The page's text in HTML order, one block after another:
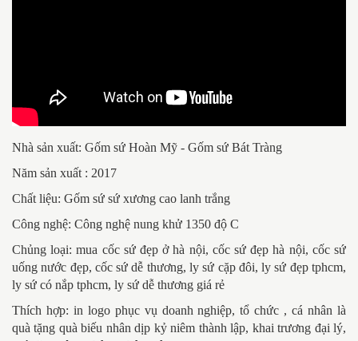
Nhà sản xuất: Gốm sứ Hoàn Mỹ - Gốm sứ Bát Tràng
Năm sản xuất : 2017
Chất liệu: Gốm sứ sứ xương cao lanh trắng
Công nghệ: Công nghệ nung khử 1350 độ C
Chủng loại:mua cốc sứ đẹp ở hà nội, cốc sứ đẹp hà nội, cốc sứ
uống nước đẹp, cốc sứ dễ thương, ly sứ cặp đôi, ly sứ đẹp tphcm,
ly sứ có nắp tphcm, ly sứ dễ thương giá rẻ
Thích hợp: in logo phục vụ doanh nghiệp, tổ chức , cá nhân là
quà tặng quà biếu nhân dịp kỷ niêm thành lập, khai trương đại lý,